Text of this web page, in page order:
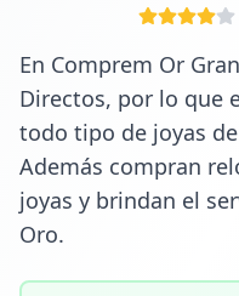
En Comprem Or
Directos, por lo que
todo tipo de joyas
Además compran
joyas y brindan el
Oro.